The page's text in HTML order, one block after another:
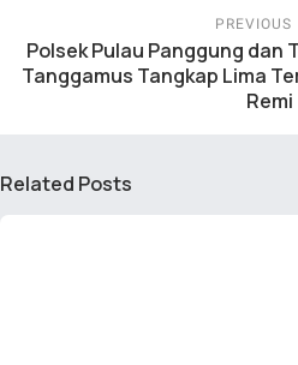
PREVIOUS
Polsek Pulau Panggung dan
Tanggamus Tangkap Lima
Remi
Related Posts